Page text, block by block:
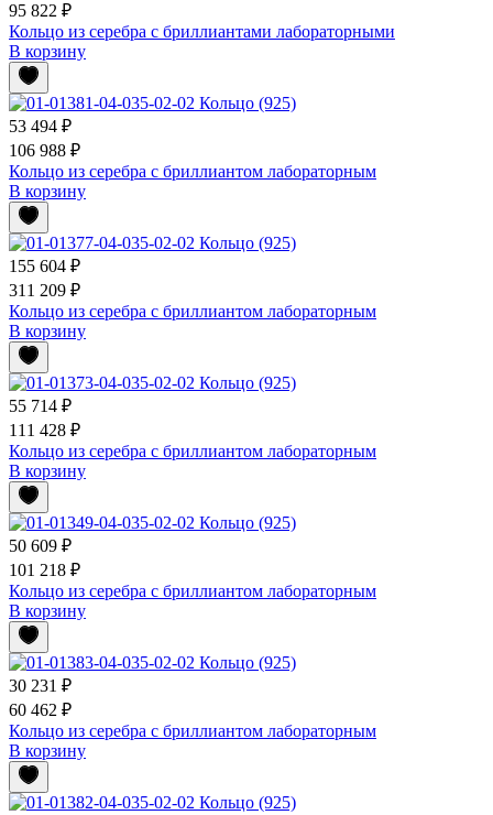
95 822 ₽
Кольцо из серебра с бриллиантами лабораторными
В корзину
53 494 ₽
106 988 ₽
Кольцо из серебра с бриллиантом лабораторным
В корзину
155 604 ₽
311 209 ₽
Кольцо из серебра с бриллиантом лабораторным
В корзину
55 714 ₽
111 428 ₽
Кольцо из серебра с бриллиантом лабораторным
В корзину
50 609 ₽
101 218 ₽
Кольцо из серебра с бриллиантом лабораторным
В корзину
30 231 ₽
60 462 ₽
Кольцо из серебра с бриллиантом лабораторным
В корзину